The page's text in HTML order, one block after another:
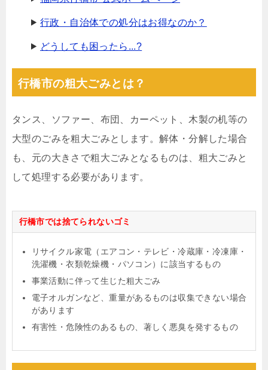
行政・自治体での処分はお得なのか？
どうしても困ったら...?
行橋市の粗大ごみとは？
タンス、ソファー、布団、カーペット、木製の机等の
大型のごみを粗大ごみとします。解体・分解した場合
も、元の大きさで粗大ごみとなるものは、粗大ごみと
して処理する必要があります。
行橋市では捨てられないゴミ
リサイクル家電（エアコン・テレビ・冷蔵庫・冷凍庫・
洗濯機・衣類乾燥機・パソコン）に該当するもの
事業活動に伴って生じた粗大ごみ
電子オルガンなど、重量があるものは収集できない場合
があります
有害性・危険性のあるもの、著しく悪臭を発するもの